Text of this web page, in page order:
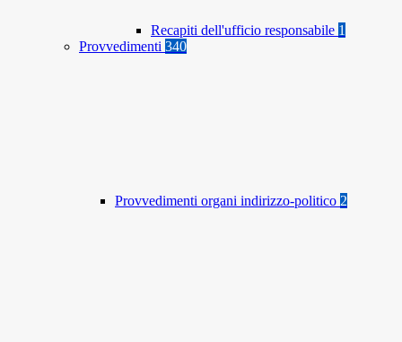
Recapiti dell'ufficio responsabile 1
Provvedimenti 340
Provvedimenti organi indirizzo-politico 2